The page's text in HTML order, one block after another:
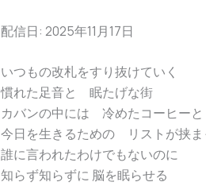
配信日: 2025年11月17日
いつもの改札をすり抜けていく
慣れた足音と 眠たげな街
カバンの中には 冷めたコーヒーと
今日を生きるための リストが挟ま
誰に言われたわけでもないのに
知らず知らずに 脳を眠らせる